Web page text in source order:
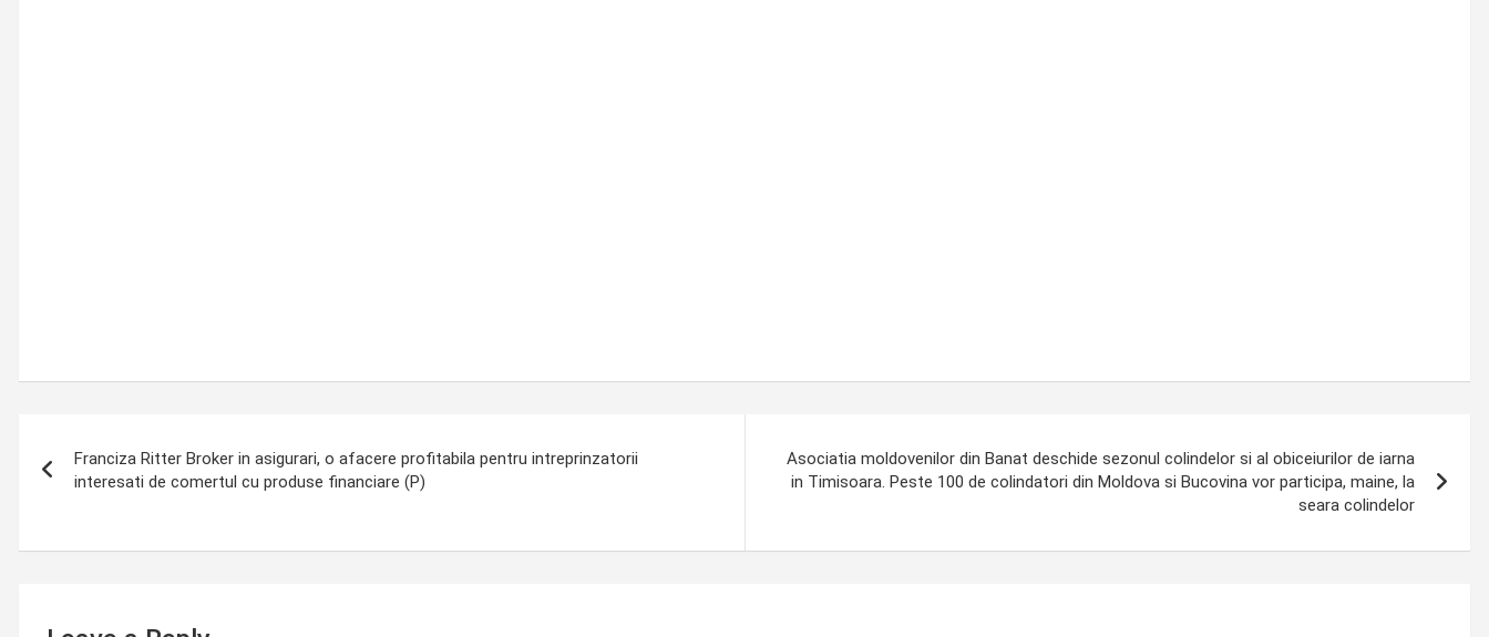
navigation
Franciza Ritter Broker in asigurari, o afacere profitabila pentru intreprinzatorii
interesati de comertul cu produse financiare (P)
Asociatia moldovenilor din Banat deschide sezonul colindelor si al obiceiurilor de iarna
in Timisoara. Peste 100 de colindatori din Moldova si Bucovina vor participa, maine, la
seara colindelor